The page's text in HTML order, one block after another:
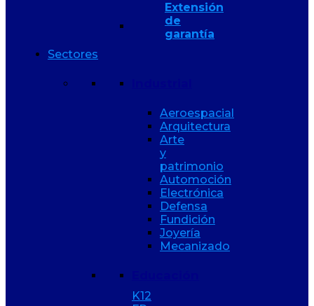
Extensión
de
garantía
Sectores
Aeroespacial
Arquitectura
Arte
y
patrimonio
Automoción
Electrónica
Defensa
Fundición
Joyería
Mecanizado
K12